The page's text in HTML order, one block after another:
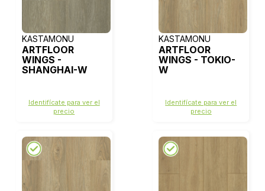
KASTAMONU
ARTFLOOR
WINGS -
SHANGHAI-W
Identifícate para ver el
precio
KASTAMONU
ARTFLOOR
WINGS - TOKIO-
W
Identifícate para ver el
precio